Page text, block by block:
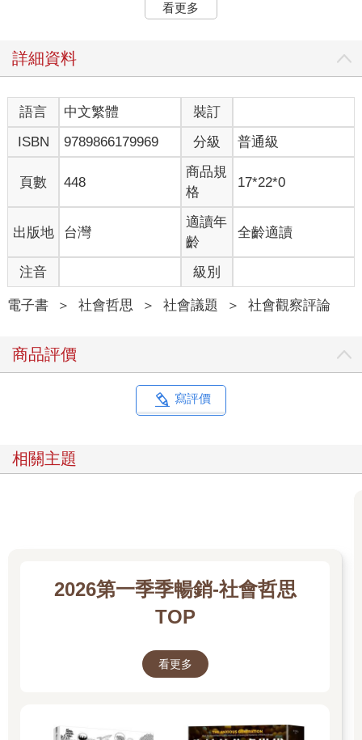
一般認為自閉症是一種廣泛性的失調，影響了行為的各個層面，
意識。自閉症本身並不影響智力，這種症候群的根本問題在於社
為、很少看人的眼睛、對於結交朋友興趣缺缺，很少自發玩遊
戲，也很少玩需要想像力的遊戲，同理心、察覺力和社交能力較
為不足，欠缺與他人情緒交流的能力，固執、興趣範圍狹窄，對
於轉動的輪子或亮晶晶的物品十分著迷，但以上症狀不盡然會出
現在每個自閉症者身上。自閉症孩童或成人的思考方式多半非常
具象，可能難以理解譬喻、幽默、諷刺及挖苦。他們的行為固著
且固執，對於某些物品非常依戀，但選擇何種物品似乎又沒有規
則可言，而且他們不玩玩具， 而是按照大小或顏色排列。自閉症
者可能會有咬手、撞頭等自殘行為，也可能有感覺動作方面的缺
陷。許多自閉兒可能沒有發展出用手指東西的能力，必須直接把
別人帶到他所提及的東西旁邊。有些人會出現「言語模仿」，也
就是重複別人所說的詞句，但往往不明白話中之意。自閉症者說
限。他們的感官無法承受過於擁擠的空間、人與人的肢體接觸、
霓虹燈或閃爍的燈光還有噪音，對此異常敏感。像衣服上的標籤
這類微微刺激的東西，許多自閉症者往往難以忍受。大部分人喜
歡的東西，自閉症者常常覺得難以理解。雖然大部分自閉兒很早
退化。由於上述症狀的輕重程度有高有低，因此自閉症被認定是
歡心。由於無法分辨自閉兒的狀況究竟是情緒缺陷，還是表達缺
能聽懂一切，只是無法表達，還是對某些事物就是渾然不覺？這
卡賭注：如果他們感受得到愛，卻沒有人給他們愛，他們必然十
分痛苦；如果他們無法感受愛，卻有人給他們很多愛，愛就徒然
人。不過，雖然大家都說自閉症患者情感冷漠，多數的自閉兒至
看更多
詳細資料
語言 中文繁體
裝訂
ISBN
9789866179969 分級 普通級
頁數 448
商品規
格
17*22*0
出版地 台灣
適讀年
齡
全齡適讀
注音 級別
電子書 ＞ 社會哲思 ＞ 社會議題 ＞ 社會觀察評論
商品評價
寫評價
相關主題
2026第一季季暢銷-社會哲思
TOP
看更多